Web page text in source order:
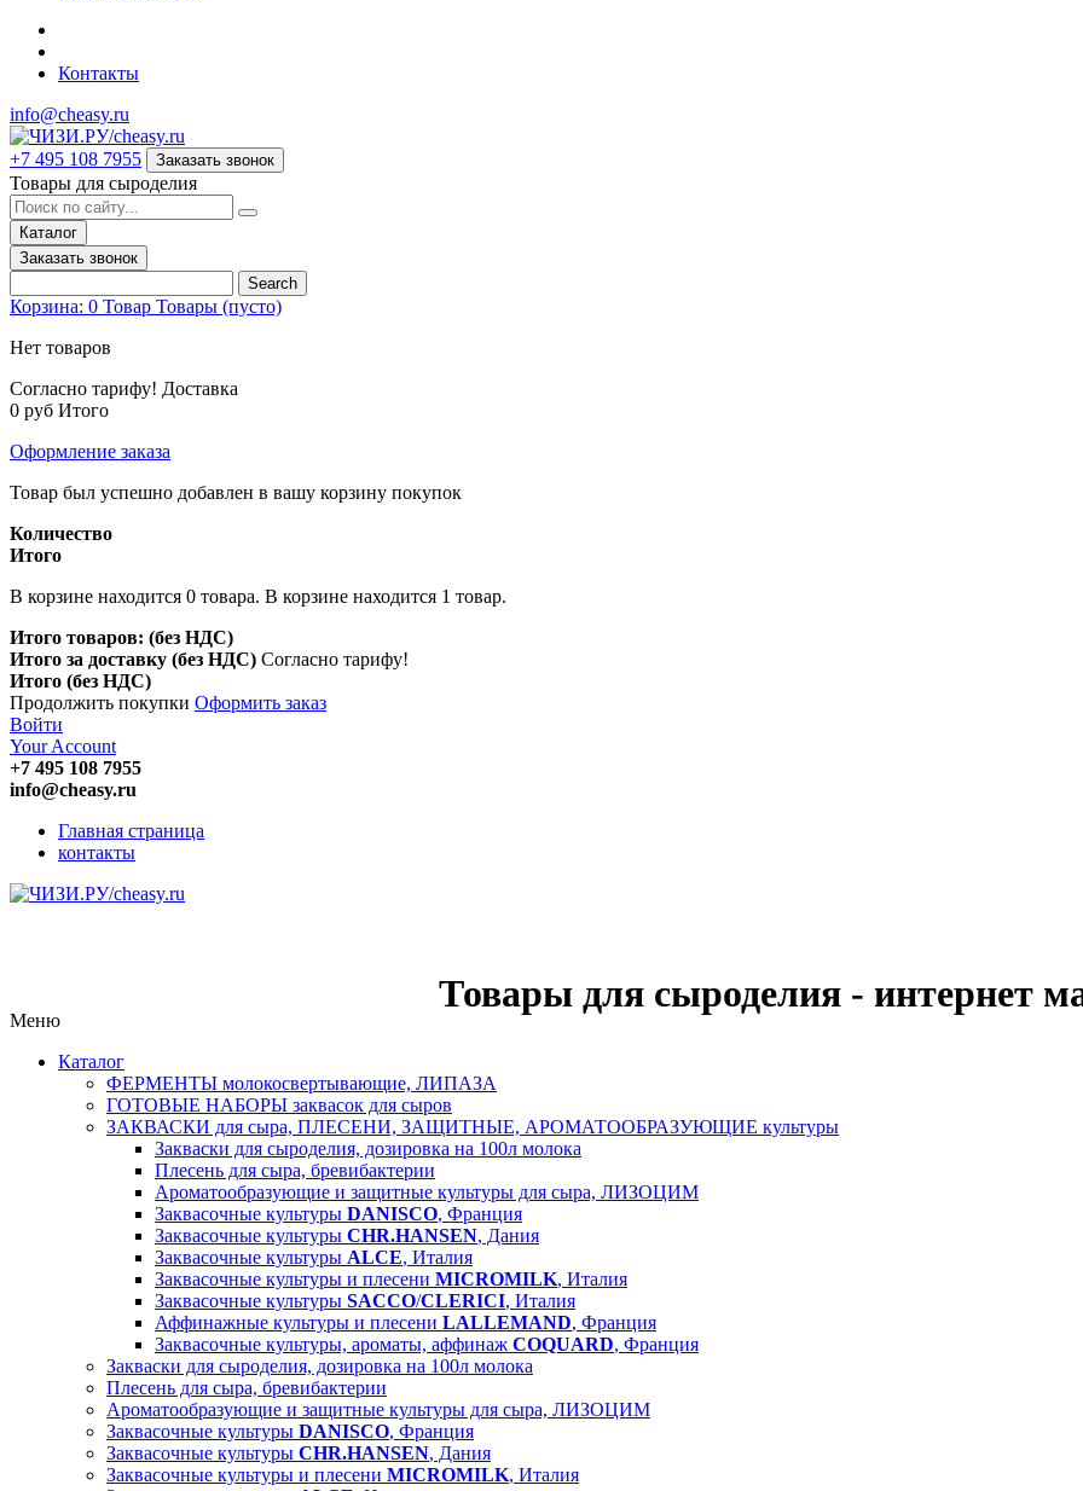
Контакты
info@cheasy.ru
+7 495 108 7955 Заказать звонок
Товары для сыроделия
Каталог
Заказать звонок
Search
Корзина: 0 Товар Товары (пусто)
Нет товаров
Согласно тарифу! Доставка
0 руб Итого
Оформление заказа
Товар был успешно добавлен в вашу корзину покупок
Количество
Итого
В корзине находится 0 товара. В корзине находится 1 товар.
Итого товаров: (без НДС)
Итого за доставку (без НДС) Согласно тарифу!
Итого (без НДС)
Продолжить покупки Оформить заказ
Войти
Your Account
+7 495 108 7955
info@cheasy.ru
Главная страница
контакты
Товары для сыроделия - интернет
Меню
Каталог
ФЕРМЕНТЫ молокосвертывающие, ЛИПАЗА
ГОТОВЫЕ НАБОРЫ заквасок для сыров
ЗАКВАСКИ для сыра, ПЛЕСЕНИ, ЗАЩИТНЫЕ, АРОМАТООБРАЗУЮЩИЕ культуры
Закваски для сыроделия, дозировка на 100л молока
Плесень для сыра, бревибактерии
Ароматообразующие и защитные культуры для сыра, ЛИЗОЦИМ
Заквасочные культуры DANISCO, Франция
Заквасочные культуры CHR.HANSEN, Дания
Заквасочные культуры ALCE, Италия
Заквасочные культуры и плесени MICROMILK, Италия
Заквасочные культуры SACCO/CLERICI, Италия
Аффинажные культуры и плесени LALLEMAND, Франция
Заквасочные культуры, ароматы, аффинаж COQUARD, Франция
Закваски для сыроделия, дозировка на 100л молока
Плесень для сыра, бревибактерии
Ароматообразующие и защитные культуры для сыра, ЛИЗОЦИМ
Заквасочные культуры DANISCO, Франция
Заквасочные культуры CHR.HANSEN, Дания
Заквасочные культуры и плесени MICROMILK, Италия